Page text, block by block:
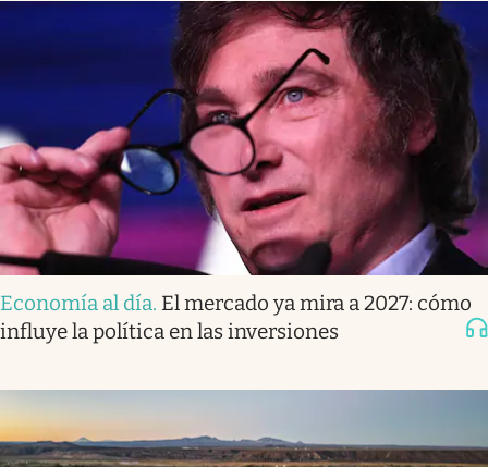
Economía al día. El mercado ya mira a 2027: cómo
influye la política en las inversiones